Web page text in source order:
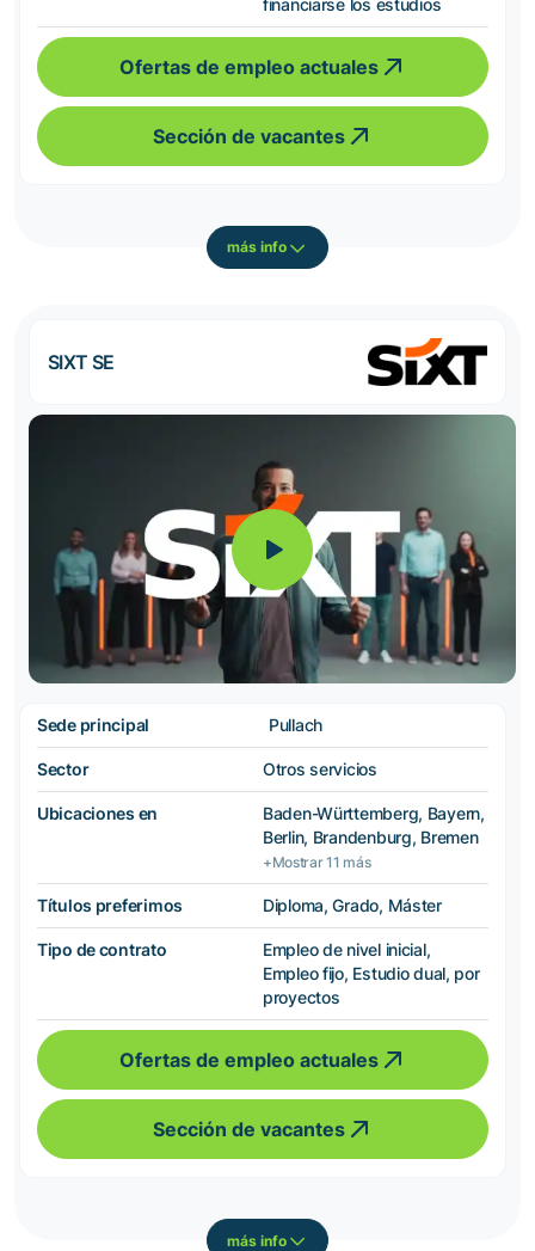
Ofertas de empleo actuales
Sección de vacantes
más info
SIXT SE
Sede principal Pullach
Sector Otros servicios
Ubicaciones en
Baden-Württemberg, Bayern,
Berlin, Brandenburg, Bremen
+Mostrar 11 más
Títulos preferimos Diploma, Grado, Máster
Tipo de contrato
Empleo de nivel inicial,
Empleo fijo, Estudio dual, por
proyectos
Ofertas de empleo actuales
Sección de vacantes
más info